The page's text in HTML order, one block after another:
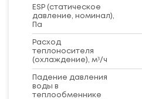
ESP (статическое
давление, номинал),
Па
Расход
теплоносителя
(охлаждение), м³/ч
Падение давления
воды в
теплообменнике